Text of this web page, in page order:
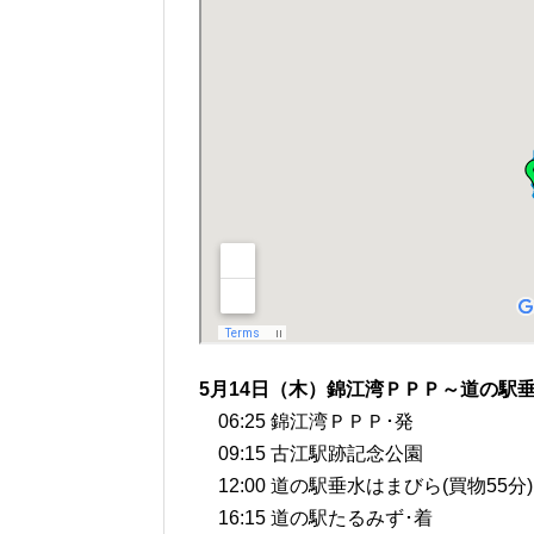
5月14日（木）錦江湾ＰＰＰ～道の駅
06:25 錦江湾ＰＰＰ･発
09:15 古江駅跡記念公園
12:00 道の駅垂水はまびら(買物55分)
16:15 道の駅たるみず･着